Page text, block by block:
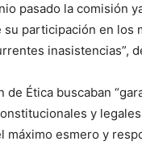
pasado la comisión
participación en los
inasistencias”,
Ética buscaban
y
esmero y